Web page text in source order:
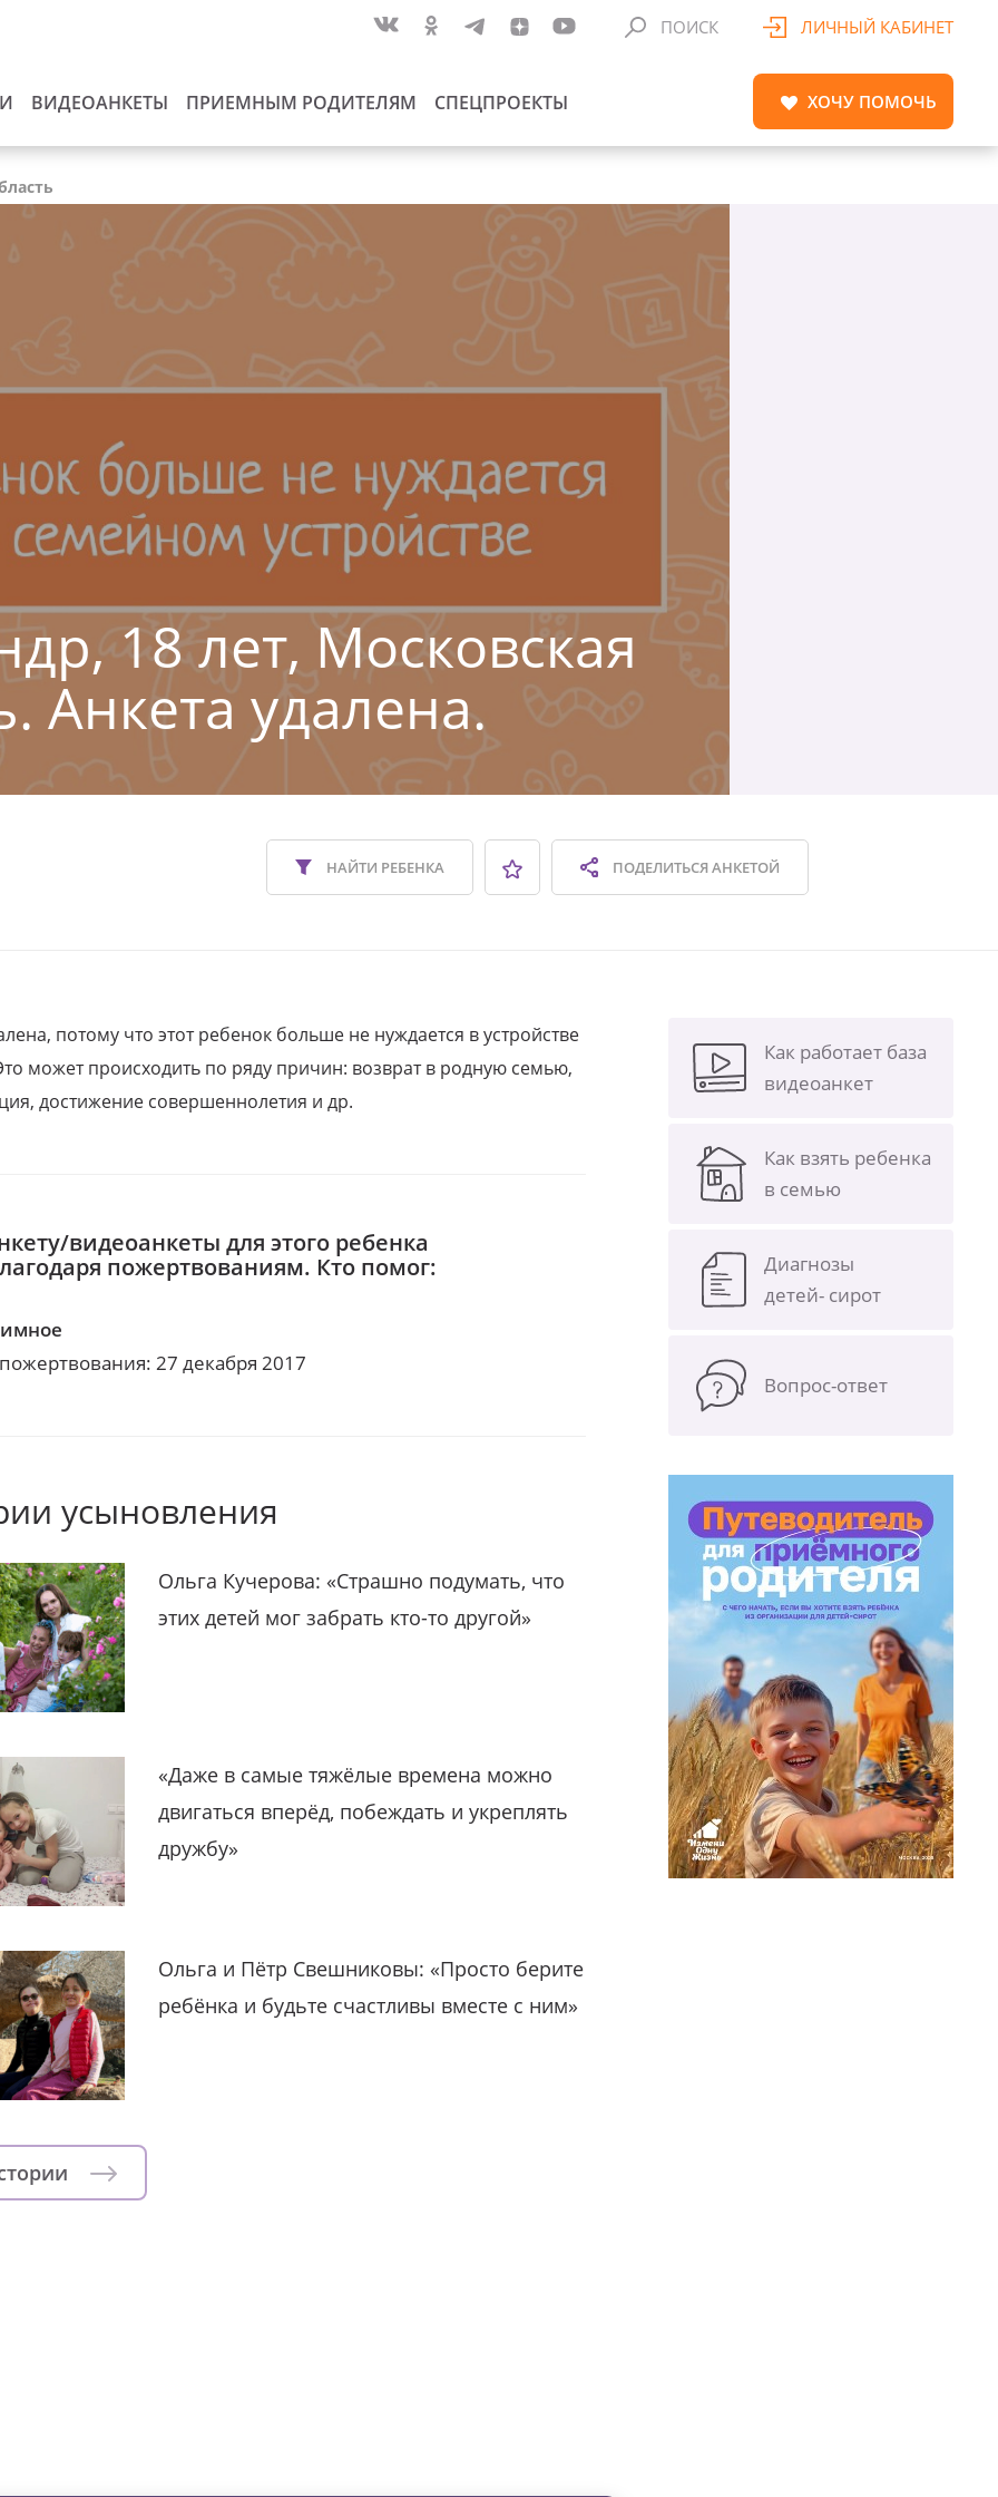
ВИДЕОАНКЕТЫ ПРИЕМНЫМ РОДИТЕЛЯМ СПЕЦПРОЕКТЫ
ПОИСК ЛИЧНЫЙ КАБИНЕТ
ХОЧУ ПОМОЧЬ
18 лет, Московская
Анкета удалена.
ПОДЕЛИТЬСЯАНКЕТОЙ
НАЙТИ РЕБЕНКА
потому что этот ребенок больше не нуждается в устройстве
может происходить по ряду причин: возврат в родную семью,
достижение совершеннолетия и др.
видеоанкеты для этого ребенка
пожертвованиям. Кто помог:
27 декабря 2017
усыновления
Ольга Кучерова: «Страшно подумать, что
этих детей мог забрать кто-то другой»
«Даже в самые тяжёлые времена можно
двигаться вперёд, побеждать и укреплять
дружбу»
Ольга и Пётр Свешниковы: «Просто берите
ребёнка и будьте счастливы вместе с ним»
Как работает база
видеоанкет
Как взять ребенка
в семью
Диагнозы
детей- сирот
Вопрос-ответ